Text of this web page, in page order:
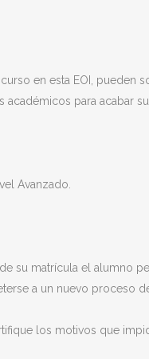
en esta EOI,
para acabar
Avanzado.
su matrícula el alumno
a un nuevo proceso
los motivos que